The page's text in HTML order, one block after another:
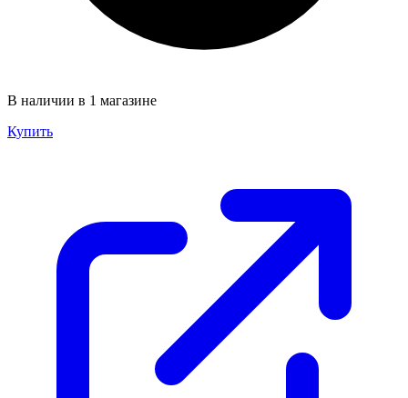
В наличии в 1 магазине
Купить